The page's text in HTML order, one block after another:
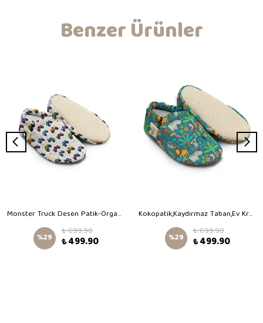
Benzer Ürünler
Monster Truck Desen Patik-Organik Pamuk Bebek Patiği, Kaydırmaz Taban, Yenidoğan Patik
%29 ₺ 699.90
₺ 499.90
Kokopatik,Kaydırmaz Taban,Ev Kreş Patiği,Unisex Bebek Patiği,Pamuklu Yenidoğan Patik,Orman Desenli Patik
%29 ₺ 699.90
₺ 499.90